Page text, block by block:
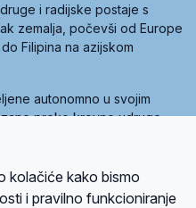
i radijske postaje s
zemalja, počevši od Europe
Filipina na azijskom
autonomno u svojim
preko krovne udruge
je sedam članica, među
Marija.
kolačiće kako bismo
i pravilno funkcioniranje